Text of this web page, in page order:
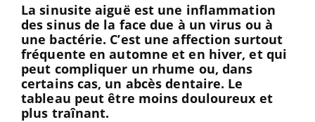
La sinusite aiguë est une inflammation
des sinus de la face due à un virus ou à
une bactérie. C’est une affection surtout
fréquente en automne et en hiver, et qui
peut compliquer un rhume ou, dans
certains cas, un abcès dentaire. Le
tableau peut être moins douloureux et
plus traînant.